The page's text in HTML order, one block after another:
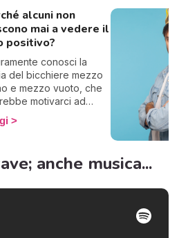
alcuni non
mai a vedere il
positivo?
conosci la
del bicchiere mezzo
e mezzo vuoto, che
motivarci ad
ottimisti. Ecco, alcuni
famoso bicchiere lo
basta con le
positivo.
anche musica...